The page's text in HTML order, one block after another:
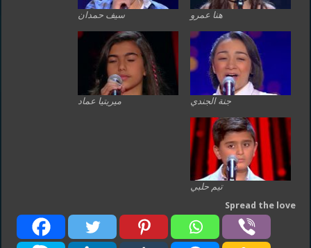
هنا عمرو سيف حمدان
جنة الجندي ميريتيا عماد
تيم حلبي
Spread the love